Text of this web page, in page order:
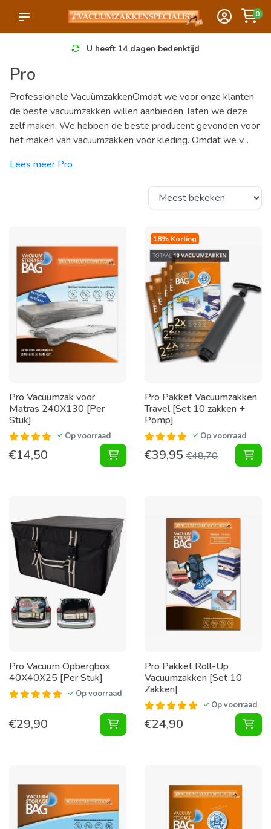
0
U heeft 14 dagen bedenktijd
Pro
Professionele VacuümzakkenOmdat we voor onze klanten
de beste vacuümzakken willen aanbieden, laten we deze
zelf maken. We hebben de beste producent gevonden voor
het maken van vacuümzakken voor kleding. Omdat we v...
Lees meer Pro
Pro Vacuumzak voor
Matras 240X130 [Per
Stuk]
Op voorraad
€14,50 Vacuumzak voor Matras 240X130
18% Korting
Pro Pakket Vacuumzakken
Travel [Set 10 zakken +
Pomp]
Op voorraad
€39,95 €48,70
Pro Vacuum Opbergbox
40X40X25 [Per Stuk]
Op voorraad
€29,90 Vacuum Opbergbox 40X40X25
Pro Pakket Roll-Up
Vacuumzakken [Set 10
Zakken]
Op voorraad
€24,90